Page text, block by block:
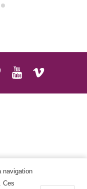
navigation
Ces